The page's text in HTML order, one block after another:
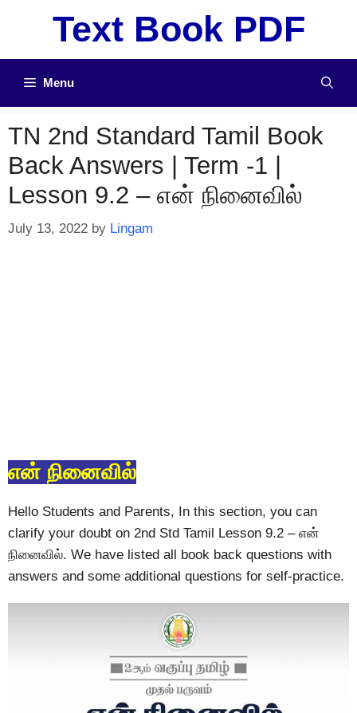
Text Book PDF
Menu
TN 2nd Standard Tamil Book
Back Answers | Term -1 |
Lesson 9.2 – என் நினைவில்
July 13, 2022 by Lingam
என் நினைவில்
Hello Students and Parents, In this section, you can
clarify your doubt on 2nd Std Tamil Lesson 9.2 – என்
நினைவில். We have listed all book back questions with
answers and some additional questions for self-practice.